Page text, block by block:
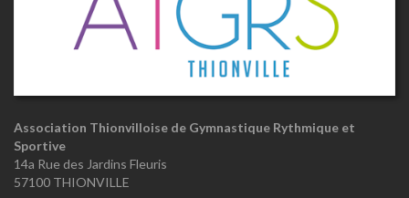
Association Thionvilloise de Gymnastique Rythmique et
Sportive
14a Rue des Jardins Fleuris
57100 THIONVILLE